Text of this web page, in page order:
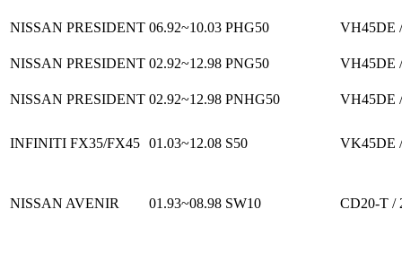
NISSAN PRESIDENT 06.92~10.03 PHG50 VH45DE
NISSAN PRESIDENT 02.92~12.98 PNG50 VH45DE
NISSAN PRESIDENT 02.92~12.98 PNHG50 VH45DE
INFINITI FX35/FX45 01.03~12.08 S50 VK45DE
NISSAN AVENIR 01.93~08.98 SW10 CD20-T /